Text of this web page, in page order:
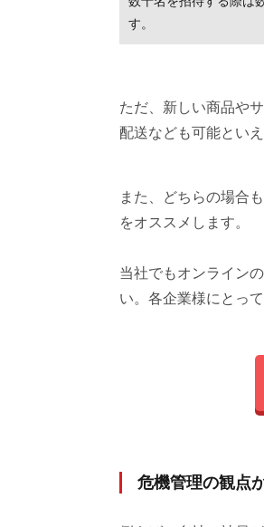
す。
ただ、新しい商品や
配送なども可能とい
また、どちらの場合
をオススメします。
当社でもオンライン
い。各企業様にとっ
危機管理の観点